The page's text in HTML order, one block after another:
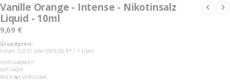
der
Bildgalerie
springen
Vanille Orange - Intense - Nikotinsalz
Liquid - 10ml
9,69 €
Grundpreis:
Inhalt: 0,010 Liter (969,00 €* / 1 Liter)
VERFÜGBARKEIT:
AUF LAGER
NOCH %1 VERFÜGBAR